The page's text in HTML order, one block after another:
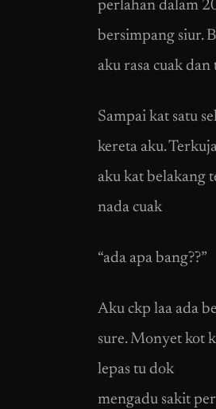
perlahan dalam
bersimpang siur.
aku rasa cuak dan
Sampai kat satu
kereta aku.
aku kat belakang
nada cuak
“ada apa bang??”
Aku ckp laa ada
sure. Monyet kot
lepas tu dok
mengadu sakit